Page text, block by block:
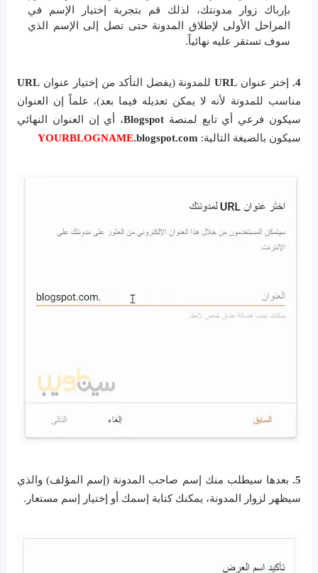
بإرباك زوار مدونتك، لذلك قم بتجربة إختيار الإسم في
المراحل الأولى لإطلاق المدونة حتى تصل إلى الإسم الذي
سوف تستقر عليه نهائياً.
4. إختر عنوان URL للمدونة (يفضل التأكد من إختيار عنوانURL
مناسب للمدونة لأنه لا يمكن تعديله فيما بعد)، علماً إن العنوان
سيكون فرعي أي تابع لمنصة Blogspot، أي إن العنوان النهائي
سيكون بالصيغة التالية:
YOURBLOGNAME.blogspot.com
5. بعدها سيطلب منك إسم صاحب المدونة (إسم المؤلف) والذي
سيظهر لزوار المدونة، يمكنك كتابة إسمك أو إختيار إسم مستعار.